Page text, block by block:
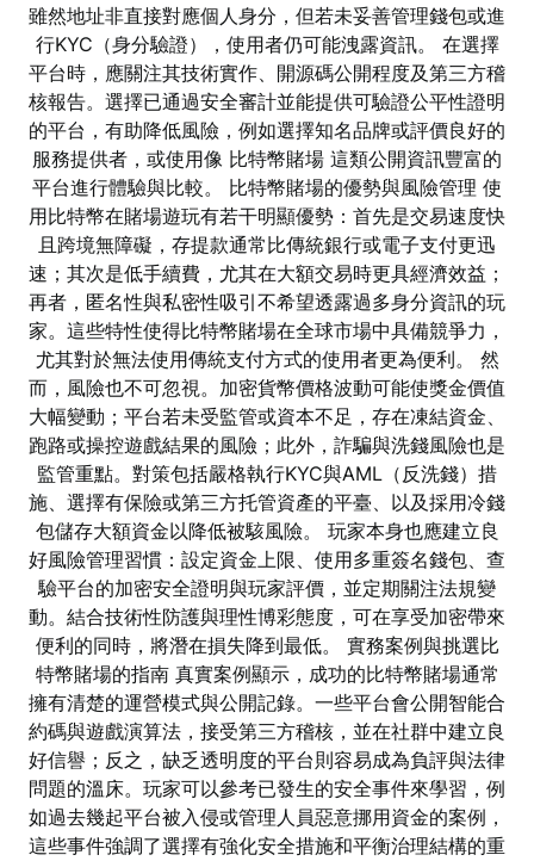
雖然地址非直接對應個人身分，但若未妥善管理錢包或進
行KYC（身分驗證），使用者仍可能洩露資訊。 在選擇
平台時，應關注其技術實作、開源碼公開程度及第三方稽
核報告。選擇已通過安全審計並能提供可驗證公平性證明
的平台，有助降低風險，例如選擇知名品牌或評價良好的
服務提供者，或使用像 比特幣賭場 這類公開資訊豐富的
平台進行體驗與比較。 比特幣賭場的優勢與風險管理 使
用比特幣在賭場遊玩有若干明顯優勢：首先是交易速度快
且跨境無障礙，存提款通常比傳統銀行或電子支付更迅
速；其次是低手續費，尤其在大額交易時更具經濟效益；
再者，匿名性與私密性吸引不希望透露過多身分資訊的玩
家。這些特性使得比特幣賭場在全球市場中具備競爭力，
尤其對於無法使用傳統支付方式的使用者更為便利。 然
而，風險也不可忽視。加密貨幣價格波動可能使獎金價值
大幅變動；平台若未受監管或資本不足，存在凍結資金、
跑路或操控遊戲結果的風險；此外，詐騙與洗錢風險也是
監管重點。對策包括嚴格執行KYC與AML（反洗錢）措
施、選擇有保險或第三方托管資產的平臺、以及採用冷錢
包儲存大額資金以降低被駭風險。 玩家本身也應建立良
好風險管理習慣：設定資金上限、使用多重簽名錢包、查
驗平台的加密安全證明與玩家評價，並定期關注法規變
動。結合技術性防護與理性博彩態度，可在享受加密帶來
便利的同時，將潛在損失降到最低。 實務案例與挑選比
特幣賭場的指南 真實案例顯示，成功的比特幣賭場通常
擁有清楚的運營模式與公開記錄。一些平台會公開智能合
約碼與遊戲演算法，接受第三方稽核，並在社群中建立良
好信譽；反之，缺乏透明度的平台則容易成為負評與法律
問題的溫床。玩家可以參考已發生的安全事件來學習，例
如過去幾起平台被入侵或管理人員惡意挪用資金的案例，
這些事件強調了選擇有強化安全措施和平衡治理結構的重